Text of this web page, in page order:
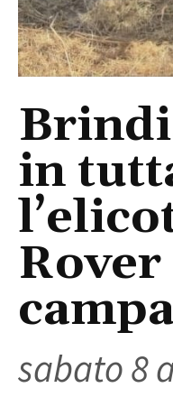
in
sabato 8